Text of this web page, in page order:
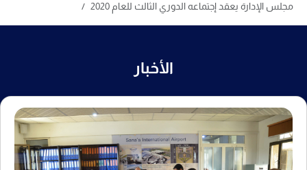
مجلس الإدارة يعقد إجتماعه الدوري الثالث للعام 2020
الأخبار